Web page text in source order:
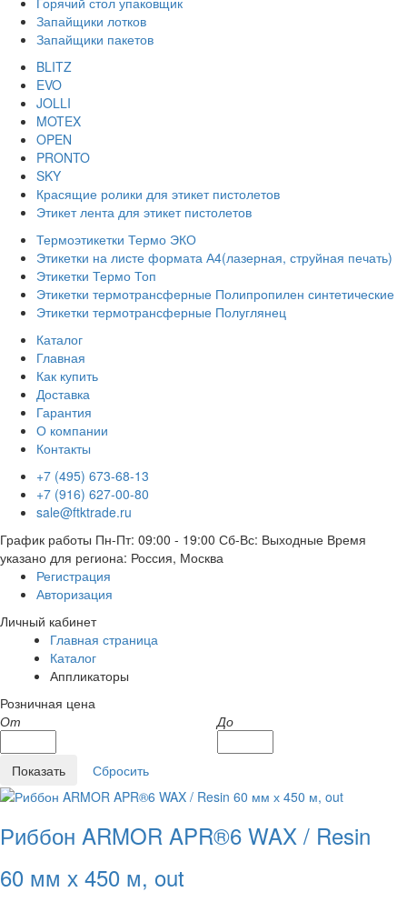
Запайщики лотков
Запайщики пакетов
BLITZ
EVO
JOLLI
MOTEX
OPEN
PRONTO
SKY
Красящие ролики для этикет пистолетов
Этикет лента для этикет пистолетов
Термоэтикетки Термо ЭКО
Этикетки на листе формата А4(лазерная, струйная печать)
Этикетки Термо Топ
Этикетки термотрансферные Полипропилен синтетические
Этикетки термотрансферные Полуглянец
Каталог
Главная
Как купить
Доставка
Гарантия
О компании
Контакты
+7 (495) 673-68-13
+7 (916) 627-00-80
sale@ftktrade.ru
График работы Пн-Пт: 09:00 - 19:00 Сб-Вс: Выходные Время
указано для региона: Россия, Москва
Регистрация
Авторизация
Личный кабинет
Главная страница
Каталог
Аппликаторы
Розничная цена
От
До
Риббон ARMOR APR®6 WAX / Resin
60 мм х 450 м, out